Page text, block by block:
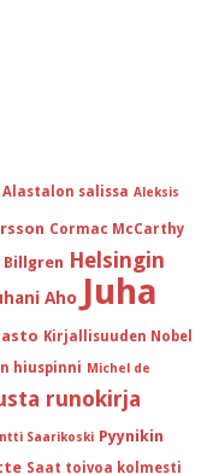
Alastalon salissa Aleksis
Cormac McCarthy
Billgren Helsingin
Aho Juha
Kirjallisuuden Nobel
hiuspinni Michel de
runokirja
Saarikoski Pyynikin
Saat toivoa kolmesti